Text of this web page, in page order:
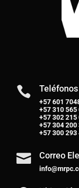
 Teléfonos
+57 601
+57310 565
+57302 215
+57304 200
+57300 293
 Correo